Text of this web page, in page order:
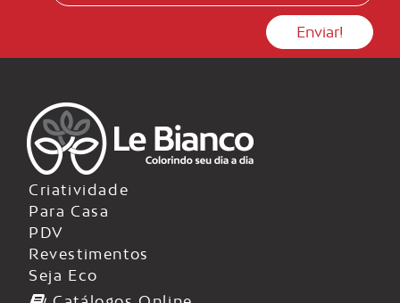
Criatividade
Para Casa
PDV
Revestimentos
Seja Eco